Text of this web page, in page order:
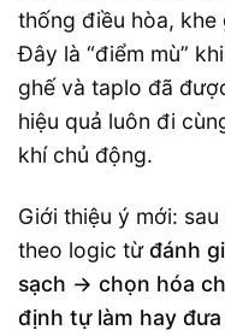
thống điều hòa, khe
Đây là “điểm mù”
ghế và taplo đã
hiệu quả luôn đi
khí chủ động.
Giới thiệu ý mới:
theo logic từđánh
sạch → chọn hóa
định tự làm hay đưa